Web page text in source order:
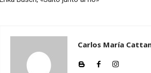
Carlos María